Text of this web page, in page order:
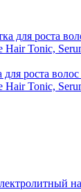
роста
Tonic,